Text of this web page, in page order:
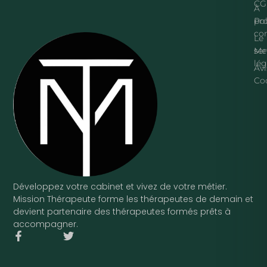
Développez votre cabinet et vivez de votre métier.
Mission Thérapeute forme les thérapeutes de demain et
devient partenaire des thérapeutes formés prêts à
accompagner.
F
T
À
Le